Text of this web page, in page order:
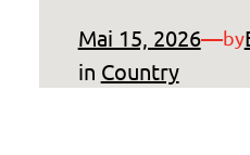
Mai 15, 2026—by
in Country